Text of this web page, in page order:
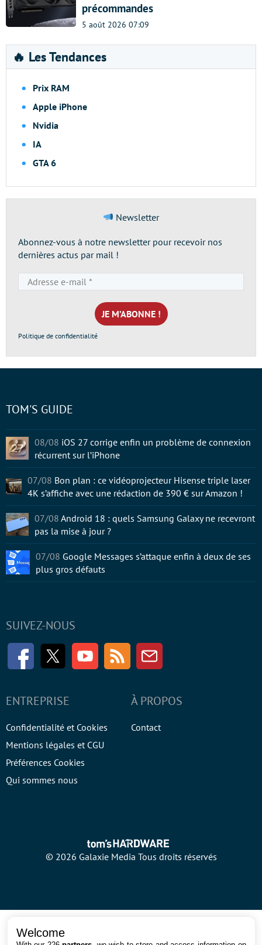
précommandes
5 août 2026 07:09
🔥 Les Tendances
Prix RAM
Apple iPhone
Nvidia
IA
GTA 6
Newsletter
Abonnez-vous à notre newsletter pour recevoir nos
dernières actus par mail !
e-
mail
*
Politique de confidentialité
SUIVEZ-NOUS
FacebookTwitter Youtube RSS Newsletter
ENTREPRISE
Confidentialité et Cookies
Mentions légales et CGU
Préférences Cookies
Qui sommes nous
À PROPOS
Contact
© 2026 Galaxie Media Tous droits réservés
TOM'S GUIDE
08/08 iOS 27 corrige enfin un problème de connexion
récurrent sur l’iPhone
07/08 Bon plan : ce vidéoprojecteur Hisense triple laser
4K s’affiche avec une rédaction de 390 € sur Amazon !
07/08 Android 18 : quels Samsung Galaxy ne recevront
pas la mise à jour ?
07/08 Google Messages s’attaque enfin à deux de ses
plus gros défauts
Welcome